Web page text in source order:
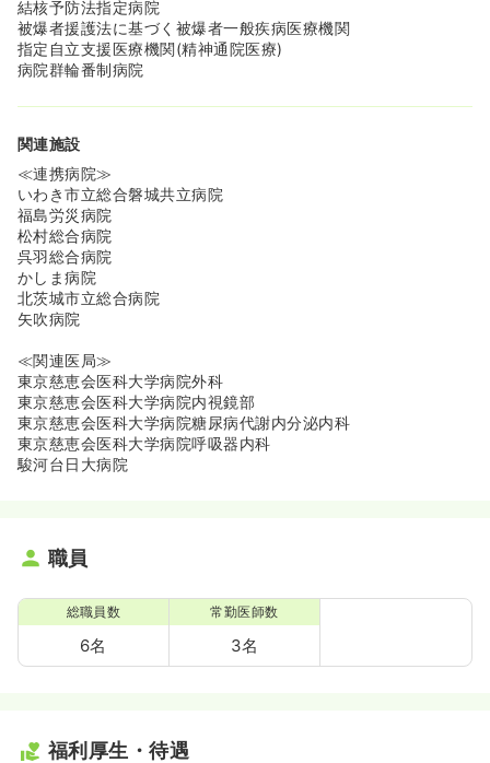
結核予防法指定病院
被爆者援護法に基づく被爆者一般疾病医療機関
指定自立支援医療機関(精神通院医療)
病院群輪番制病院
関連施設
≪連携病院≫
いわき市立総合磐城共立病院
福島労災病院
松村総合病院
呉羽総合病院
かしま病院
北茨城市立総合病院
矢吹病院
≪関連医局≫
東京慈恵会医科大学病院外科
東京慈恵会医科大学病院内視鏡部
東京慈恵会医科大学病院糖尿病代謝内分泌内科
東京慈恵会医科大学病院呼吸器内科
駿河台日大病院
職員
総職員数
6名
常勤医師数
3名
福利厚生・待遇